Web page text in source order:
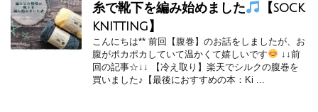
糸で靴下を編み始めました
【sock
knitting】
こんにちは** 前回【腹巻】のお話をしましたが、お
腹がポカポカしていて温かくて嬉しいです
↓↓前
回の記事☆↓↓ 【冷え取り】楽天でシルクの腹巻を
買いました♪【最後におすすめの本：Ki ...